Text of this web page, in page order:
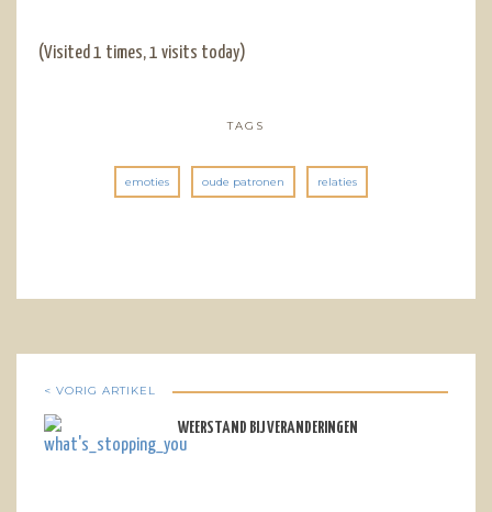
(Visited 1 times, 1 visits today)
TAGS
emoties oude patronen relaties
< VORIG ARTIKEL
WEERSTAND BIJ VERANDERINGEN